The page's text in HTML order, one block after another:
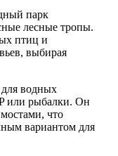
парк
лесные тропы.
птиц и
выбирая
для водных
или рыбалки. Он
что
вариантом для